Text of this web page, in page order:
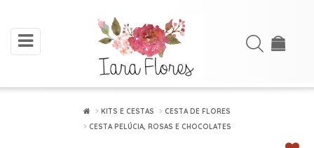
toggle
navigation
Acessar
KITS E CESTAS
CESTA DE FLORES
CESTA PELÚCIA, ROSAS E CHOCOLATES